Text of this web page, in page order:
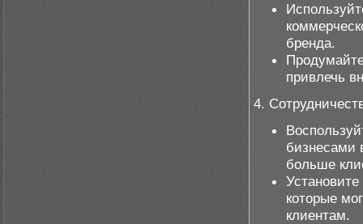
бренда.
привлечь
4.
бизнесами
больше
которые
клиентам.